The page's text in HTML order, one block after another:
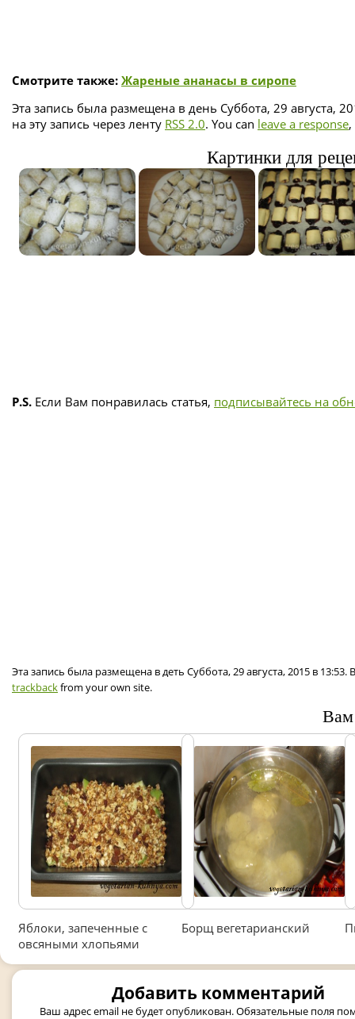
Смотрите также: Жареные ананасы в сиропе
Эта запись была размещена в день Суббота, 29 августа,
на эту запись через ленту RSS 2.0. You can leave a response
Картинки для
P.S. Если Вам понравилась статья, подписывайтесь на
Эта запись была размещена в деть Суббота, 29 августа, 2015 в
trackbackfrom your own site.
Вам
Яблоки, запеченные с
овсяными хлопьями
Борщ вегетарианский
Добавить комментарий
Ваш адрес email не будет опубликован.Обязательные поля